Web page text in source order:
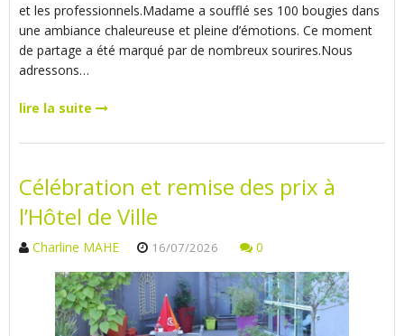
et les professionnels.Madame a soufflé ses 100 bougies dans
une ambiance chaleureuse et pleine d’émotions. Ce moment
de partage a été marqué par de nombreux sourires.Nous
adressons…
lire la suite
Célébration et remise des prix à
l’Hôtel de Ville
Charline MAHE 16/07/2026 0